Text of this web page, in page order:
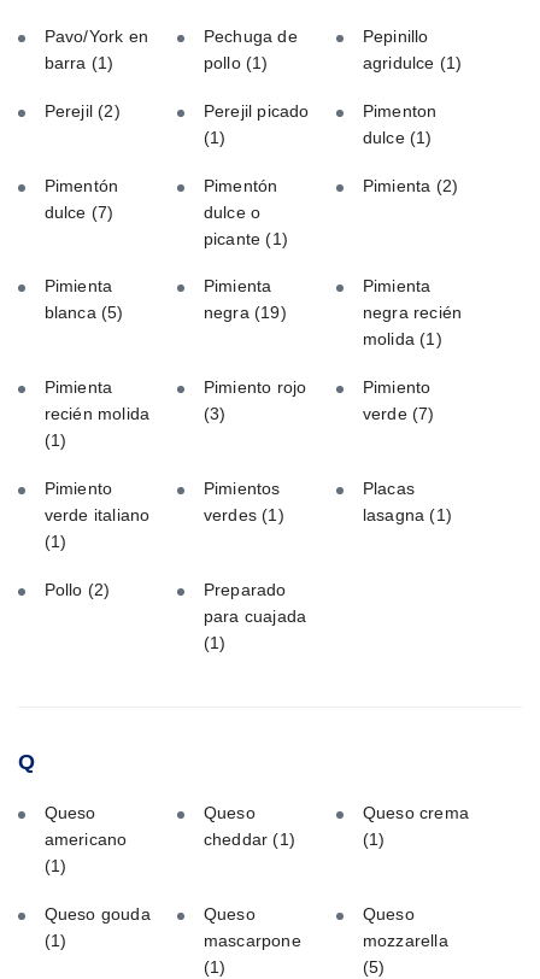
Pavo/York en
barra (1)
Pechuga de
pollo (1)
Pepinillo
agridulce (1)
Perejil(2)
Perejil picado
(1)
Pimenton
dulce(1)
Pimentón
dulce (7)
Pimentón
dulce o
picante(1)
Pimienta (2)
Pimienta
blanca (5)
Pimienta
negra (19)
Pimienta
negra recién
molida(1)
Pimienta
recién molida
(1)
Pimiento rojo
(3)
Pimiento
verde(7)
Pimiento
verde italiano
(1)
Pimientos
verdes(1)
Placas
lasagna(1)
Pollo (2)
Preparado
para cuajada
(1)
Q
Queso
americano
(1)
Queso
cheddar(1)
Queso crema
(1)
Queso gouda
(1)
Queso
mascarpone
(1)
Queso
mozzarella
(5)